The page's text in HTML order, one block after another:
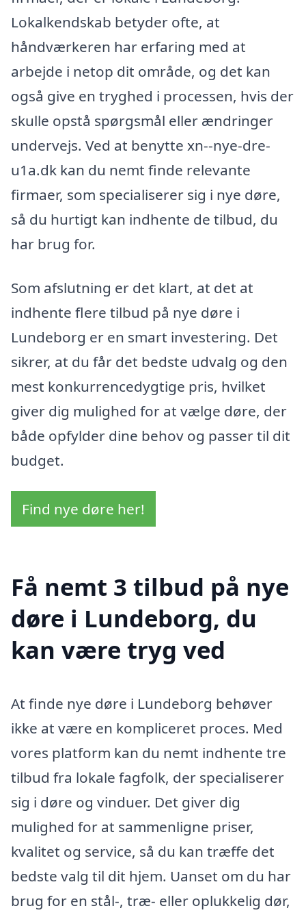
Lokalkendskab betyder ofte, at
håndværkeren har erfaring med at
arbejde i netop dit område, og det kan
også give en tryghed i processen, hvis der
skulle opstå spørgsmål eller ændringer
undervejs. Ved at benytte xn--nye-dre-
u1a.dk kan du nemt finde relevante
firmaer, som specialiserer sig i nye døre,
så du hurtigt kan indhente de tilbud, du
har brug for.
Som afslutning er det klart, at det at
indhente flere tilbud på nye døre i
Lundeborg er en smart investering. Det
sikrer, at du får det bedste udvalg og den
mest konkurrencedygtige pris, hvilket
giver dig mulighed for at vælge døre, der
både opfylder dine behov og passer til dit
budget.
Find nye døre her!
Få nemt 3 tilbud på nye
døre i Lundeborg, du
kan være tryg ved
At finde nye døre i Lundeborg behøver
ikke at være en kompliceret proces. Med
vores platform kan du nemt indhente tre
tilbud fra lokale fagfolk, der specialiserer
sig i døre og vinduer. Det giver dig
mulighed for at sammenligne priser,
kvalitet og service, så du kan træffe det
bedste valg til dit hjem. Uanset om du har
brug for en stål-, træ- eller oplukkelig dør,